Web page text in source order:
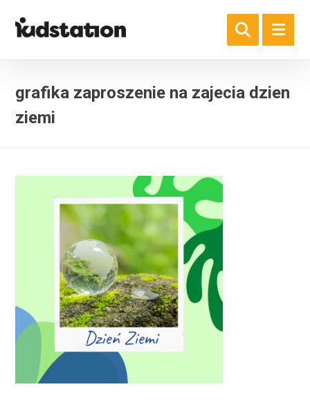
grafika zaproszenie na zajecia dzien
ziemi